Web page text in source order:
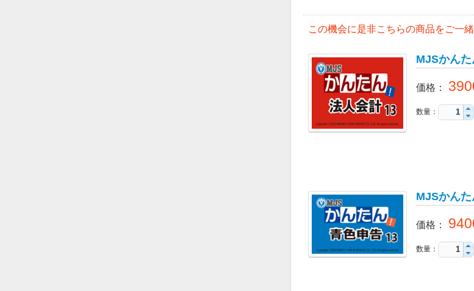
この機会に是非こちらの商品をご一
MJSかん
価格 ：
数量：
MJSかん
価格 ：
数量：